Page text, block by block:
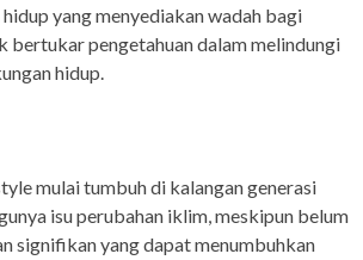
yang menyediakan wadah bagi
bertukar pengetahuan dalam melindungi
hidup.
mulai tumbuh di kalangan generasi
isu perubahan iklim, meskipun belum
signifikan yang dapat menumbuhkan